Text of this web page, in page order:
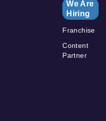
We Are
Hiring
Franchise
Content
Partner